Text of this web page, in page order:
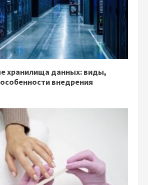
хранилища данных: виды,
внедрения